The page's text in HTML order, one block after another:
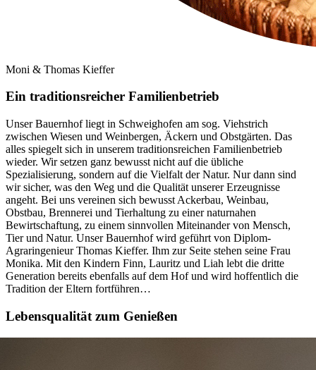
Moni & Thomas Kieffer
Ein traditionsreicher Familienbetrieb
Unser Bauernhof liegt in Schweighofen am sog. Viehstrich
zwischen Wiesen und Weinbergen, Äckern und Obstgärten. Das
alles spiegelt sich in unserem traditionsreichen Familienbetrieb
wieder. Wir setzen ganz bewusst nicht auf die übliche
Spezialisierung, sondern auf die Vielfalt der Natur. Nur dann sind
wir sicher, was den Weg und die Qualität unserer Erzeugnisse
angeht. Bei uns vereinen sich bewusst Ackerbau, Weinbau,
Obstbau, Brennerei und Tierhaltung zu einer naturnahen
Bewirtschaftung, zu einem sinnvollen Miteinander von Mensch,
Tier und Natur. Unser Bauernhof wird geführt von Diplom-
Agraringenieur Thomas Kieffer. Ihm zur Seite stehen seine Frau
Monika. Mit den Kindern Finn, Lauritz und Liah lebt die dritte
Generation bereits ebenfalls auf dem Hof und wird hoffentlich die
Tradition der Eltern fortführen…
Lebensqualität zum Genießen